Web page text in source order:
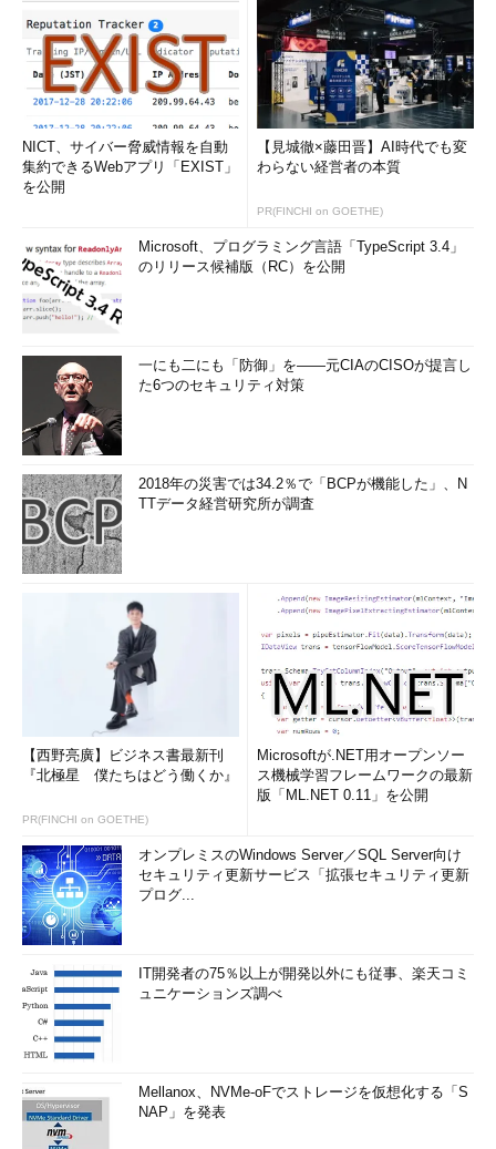
NICT、サイバー脅威情報を自動
集約できるWebアプリ「EXIST」
を公開
【見城徹×藤田晋】AI時代でも変
わらない経営者の本質
PR(FINCHI on GOETHE)
Microsoft、プログラミング言語「TypeScript 3.4」
のリリース候補版（RC）を公開
一にも二にも「防御」を――元CIAのCISOが提言し
た6つのセキュリティ対策
2018年の災害では34.2％で「BCPが機能した」、N
TTデータ経営研究所が調査
【西野亮廣】ビジネス書最新刊
『北極星 僕たちはどう働くか』
PR(FINCHI on GOETHE)
Microsoftが.NET用オープンソー
ス機械学習フレームワークの最新
版「ML.NET 0.11」を公開
オンプレミスのWindows Server／SQL Server向け
セキュリティ更新サービス「拡張セキュリティ更新
プログ...
IT開発者の75％以上が開発以外にも従事、楽天コミ
ュニケーションズ調べ
Mellanox、NVMe-oFでストレージを仮想化する「S
NAP」を発表